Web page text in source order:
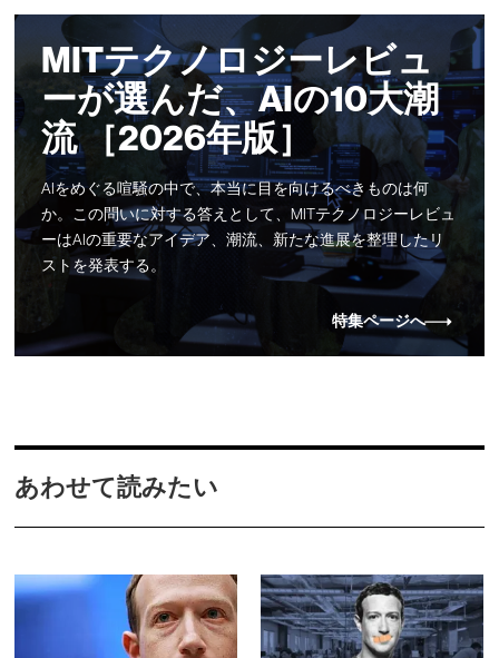
MITテクノロジーレビュ
ーが選んだ、AIの10大潮
流 ［2026年版］
AIをめぐる喧騒の中で、本当に目を向けるべきものは何
か。この問いに対する答えとして、MITテクノロジーレビュ
ーはAIの重要なアイデア、潮流、新たな進展を整理したリ
ストを発表する。
特集ページへ
あわせて読みたい